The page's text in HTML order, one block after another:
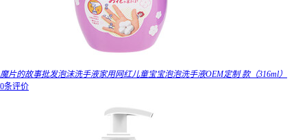
魔片的故事批发泡沫洗手液家用网红儿童宝宝泡泡洗手液OEM定制 款（316ml）
0条评价